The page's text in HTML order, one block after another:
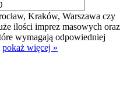
Kraków, Warszawa czy
ilości imprez masowych oraz
wymagają odpowiedniej
pokaż więcej »